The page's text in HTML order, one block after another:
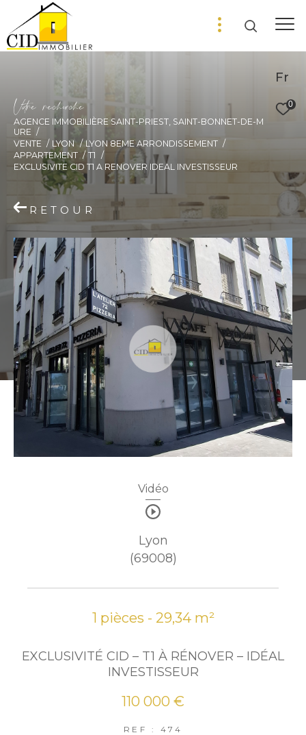
Fr
0
Vore recece
AGENCE IMMOBILIÈRE SAINT-PRIEST, SAINT-BONNET-DE-M
URE
VENTE
LYON
LYON 8EME ARRONDISSEMENT
APPARTEMENT
T1
EXCLUSIVITE CID T1 A RENOVER IDEAL INVESTISSEUR
RETOUR
Vidéo
Lyon
(69008)
1 pièces - 29,34 m²
EXCLUSIVITÉ CID – T1 À RÉNOVER – IDÉAL
INVESTISSEUR
110 000 €
REF : 474